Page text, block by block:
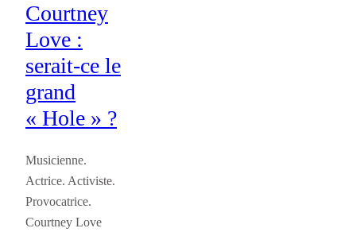
Courtney
Love :
serait-ce le
grand
« Hole » ?
Musicienne.
Actrice. Activiste.
Provocatrice.
Courtney Love